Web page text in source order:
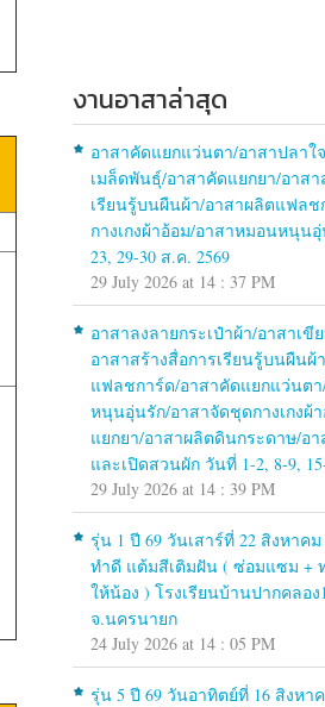
งานอาสาล่าสุด
อาสาคัดแยกแว่นตา/อาสาปลาใ
เมล็ดพันธุ์/อาสาคัดแยกยา/อาสา
เรียนรู้บนผืนผ้า/อาสาผลิตแฟลช
กางเกงผ้าอ้อม/อาสาหมอนหนุน
23, 29-30 ส.ค. 2569
29 July 2026 at 14 : 37 PM
อาสาลงลายกระเป๋าผ้า/อาสาเ
อาสาสร้างสื่อการเรียนรู้บนผืนผ้
แฟลชการ์ด/อาสาคัดแยกแว่นต
หนุนอุ่นรัก/อาสาจัดชุดกางเกงผ้
แยกยา/อาสาผลิตดินกระดาษ/อา
และเปิดสวนผัก วันที่ 1-2, 8-9,
29 July 2026 at 14 : 39 PM
รุ่น 1 ปี 69 วันเสาร์ที่ 22 สิงหาค
ทำดี แต้มสีเติมฝัน ( ซ่อมแซม +
ให้น้อง ) โรงเรียนบ้านปากคลอง
จ.นครนายก
24 July 2026 at 14 : 05 PM
รุ่น 5 ปี 69 วันอาทิตย์ที่ 16 สิงหา